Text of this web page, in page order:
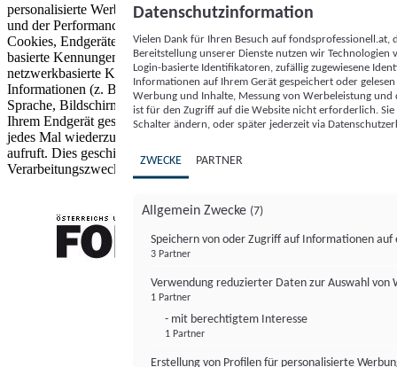
personalisierte Werbung und Inhalte, Messung von Werbeleistung
und der Performance von Inhalten sowie Zielgruppenforschung.
Cookies, Endgeräte- oder ähnliche Online-Kennungen (z. B. login-
basierte Kennungen, zufällig generierte Kennungen,
netzwerkbasierte Kennungen) können zusammen mit anderen
Informationen (z. B. Browsertyp und Browserinformationen,
Sprache, Bildschirmgröße, unterstützte Technologien usw.) auf
Ihrem Endgerät gespeichert oder von dort ausgelesen werden, um es
jedes Mal wiederzuerkennen, wenn es eine App oder einer Webseite
aufruft. Dies geschieht für einen oder mehrere der hier aufgeführten
Verarbeitungszwecke.
Datenschutzinformation
Vielen Dank für Ihren Besuch auf
Bereitstellung unserer Dienste nutzen wir Technologien
Login-basierte Identifikatoren, zufällig zugewiesene
Informationen auf Ihrem Gerät gespeichert oder
Werbung und Inhalte, Messung von Werbeleistung
ist für den Zugriff auf die Website nicht erforderlich.
Schalter ändern, oder später jederzeit via
ZWECKE PARTNER
Allgemein Zwecke (7)
Speichern von oder Zugriff auf Informationen auf
3 Partner
Verwendung reduzierter Daten zur Auswahl von
1 Partner
- mit berechtigtem Interesse
1 Partner
Erstellung von Profilen für personalisierte
FONDS professionell